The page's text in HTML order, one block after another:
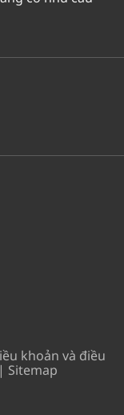
khoản và điều
Sitemap